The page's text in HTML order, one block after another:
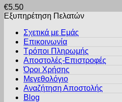
να
επιλεγούν
σελίδα
προϊόντος
έχει
πολλαπλές
επιλογές
μπορούν
επιλεγούν
σελίδα
€5.50
Εξυπηρέτηση Πελατών
Σχετικά με Εμάς
Επικοινωνία
Τρόποι Πληρωμής
Αποστολές-Επιστροφές
Όροι Χρήσης
Μεγεθολόγιο
Αναζήτηση Αποστολής
Blog